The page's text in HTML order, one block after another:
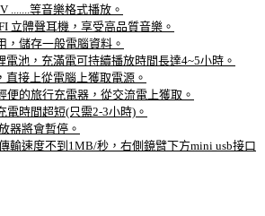
.......等音樂格式播放。
立體聲耳機，享受高品質音樂。
，儲存一般電腦資料。
電池，充滿電可持續播放時間長達4~5小時。
直接上從電腦上獲取電源。
便的旅行充電器，從交流電上獲取。
時間超短(只需2-3小時)。
器將會暫停。
輸速度不到1MB/秒，右側鏡臂下方mini usb接口